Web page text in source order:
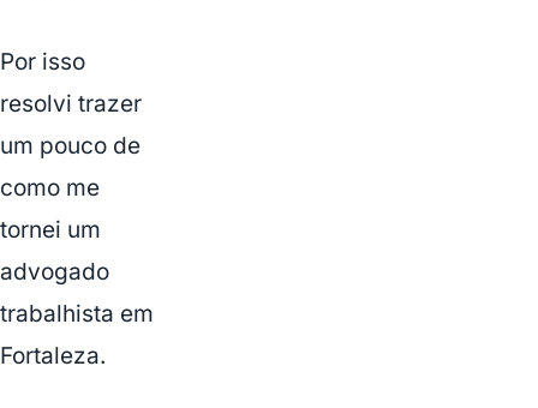
Por isso
resolvi trazer
um pouco de
como me
tornei um
advogado
trabalhista em
Fortaleza.